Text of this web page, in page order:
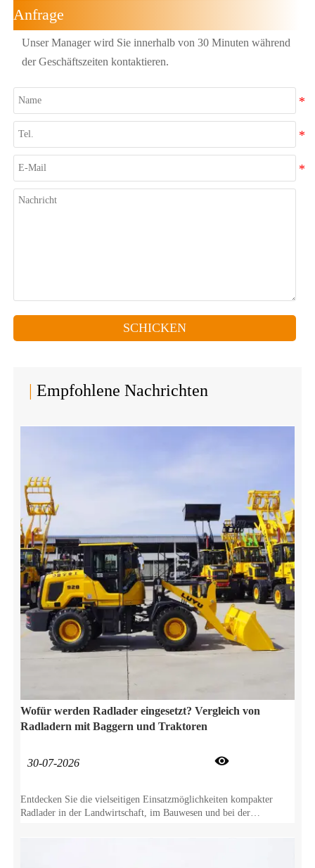
Anfrage
Unser Manager wird Sie innerhalb von 30 Minuten während
der Geschäftszeiten kontaktieren.
SCHICKEN
Empfohlene Nachrichten
Wofür werden Radlader eingesetzt? Vergleich von
Radladern mit Baggern und Traktoren
30-07-2026 
Entdecken Sie die vielseitigen Einsatzmöglichkeiten kompakter
Radlader in der Landwirtschaft, im Bauwesen und bei der